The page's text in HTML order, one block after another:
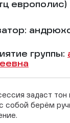
европолис)
группы:
задаст тон
собой берём